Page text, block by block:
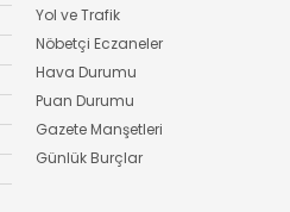
Yol ve Trafik
Nöbetçi Eczaneler
Hava Durumu
Puan Durumu
Gazete Manşetleri
Günlük Burçlar